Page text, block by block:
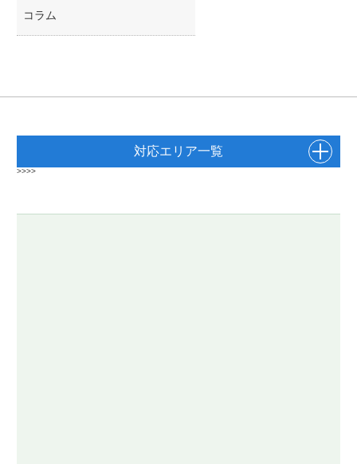
コラム
対応エリア一覧
>>>>